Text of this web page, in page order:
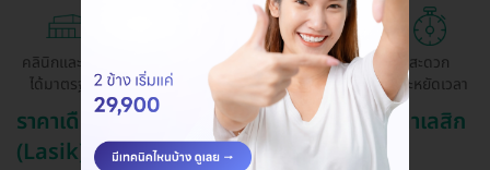
คลินิกและ รพ.
ได้มาตรฐาน
ถูกกว่าจองตรง
ด้วยตัวเอง
ผ่อนสบาย 0%
สะดวก
ประหยัดเวลา
ราคาเดือน สิงหาคม ปี 2569 (2026) สำหรับ ทำเลสิก
(Lasik)